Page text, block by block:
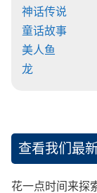
神话传说
童话故事
美人鱼
龙
查看我们最
花一点时间来探